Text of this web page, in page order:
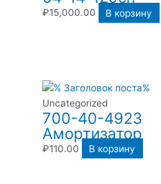
₽15,000.00 В корзину
Uncategorized
700-40-4923
Амортизатор
₽110.00 В корзину